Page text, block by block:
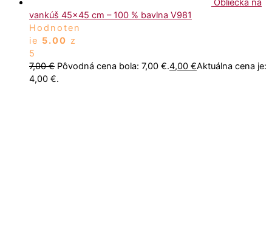
vankúš 45x45 cm – 100 % bavlna V981
Hodnoten
ie 5.00 z
5
7,00€ Pôvodná cena bola: 7,00 €.4,00 €Aktuálna cena je:
4,00 €.